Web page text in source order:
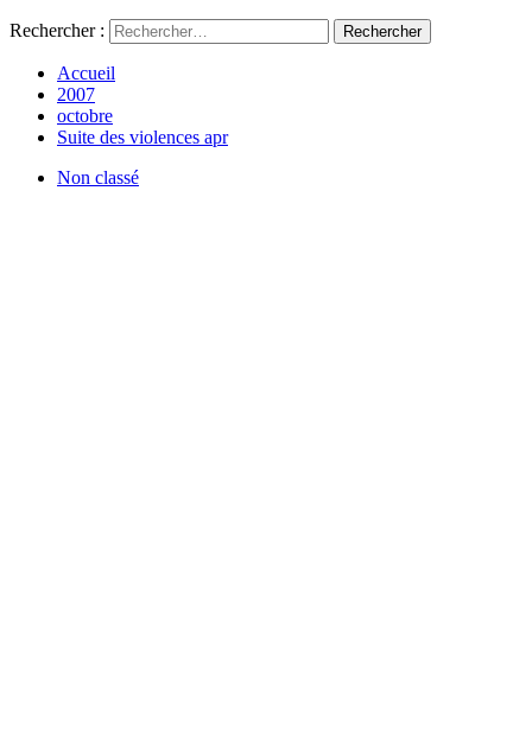
Rechercher :
Accueil
2007
octobre
Suite des violences apr
Non classé